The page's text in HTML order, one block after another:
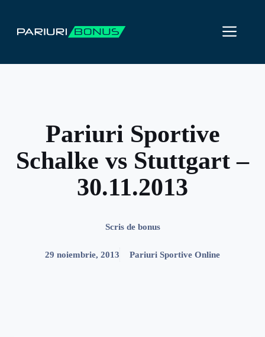
conținut
Pariuri Sportive
Schalke vs Stuttgart –
30.11.2013
Scris de bonus
29 noiembrie, 2013 Pariuri Sportive Online